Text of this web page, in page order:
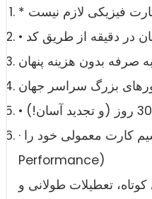
فیزیکی لازم نیست
صرفه بدون هزینه پنهان
بزرگ سراسر جهان
· کار در کنار سیم کارت معمولی خود را (Dual SIM
Performance)
تعطیلات طولانی و